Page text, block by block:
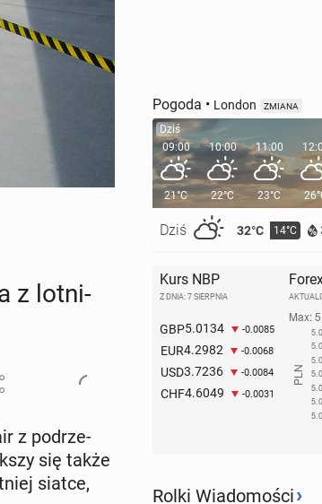
z lot­ni­
z po­drze­
się także
siatce,
Pogoda • London ZMIANA
Dziś
09:00
21°C
Dziś 32°C 14°C
10:00
22°C
11:00
23°C
Kurs NBP
Z DNIA: 7 SIERPNIA
GBP5.0134 -0.0085
EUR4.2982 -0.0068
USD3.7236 -0.0084
CHF4.6049 -0.0031
Rolki Wiadomości›